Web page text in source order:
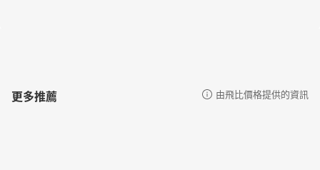
更多推薦 由飛比價格提供的資訊